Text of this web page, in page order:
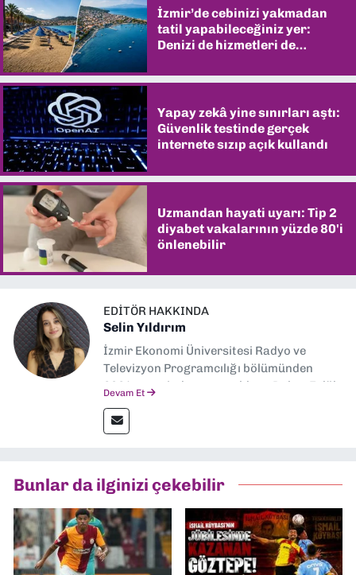
İzmir’de cebinizi yakmadan
tatil yapabileceğiniz yer:
Denizi de hizmetleri de
Yapay zekâ yine sınırları aştı:
Güvenlik testinde gerçek
internete sızıp açık kullandı
Uzmandan hayati uyarı: Tip 2
diyabet vakalarının yüzde 80'i
önlenebilir
EDITÖR HAKKINDA
Selin Yıldırım
İzmir Ekonomi Üniversitesi Radyo ve
Televizyon Programcılığı bölümünden
2024 senesinde mezun oldum. Dokuz Eylül
editörlük görevini de üstleniyorum.
Devam Et
Bunlar da ilginizi çekebilir